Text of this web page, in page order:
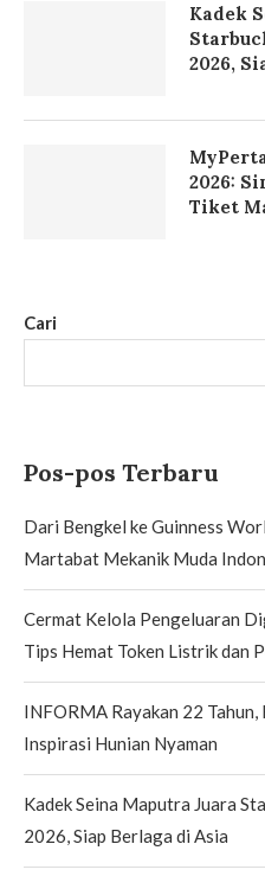
Cari
Pos-pos Terbaru
Dari Bengkel ke Guinness
Martabat Mekanik Muda
Cermat Kelola Pengeluaran
Tips Hemat Token Listrik dan
INFORMA Rayakan 22
Inspirasi Hunian Nyaman
Kadek Seina Maputra Juara
2026, Siap Berlaga di Asia
Kadek
2026,
2026:
Tiket